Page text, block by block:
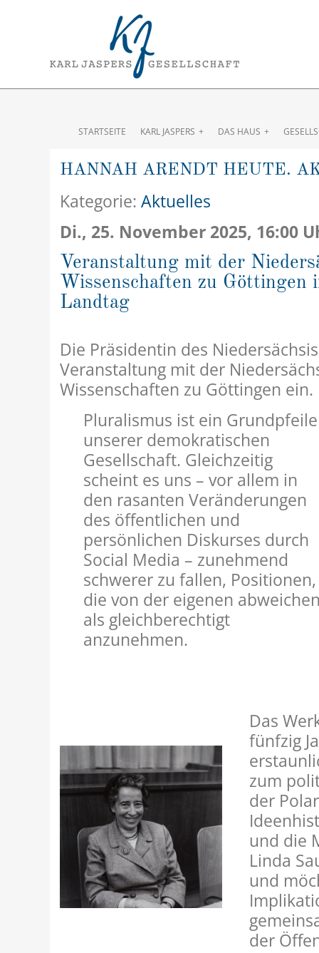
STARTSEITE KARL JASPERS DAS HAUS
HANNAH ARENDT HEUTE.
Kategorie:Aktuelles
Di., 25. November 2025, 16:00
Veranstaltung mit der
Wissenschaften zu Göttingen
Landtag
Die Präsidentin des
Veranstaltung mit der
Wissenschaften zu Göttingen ein.
Pluralismus ist ein
unserer demokratischen
Gesellschaft. Gleichzeitig
scheint es uns – vor allem in
den rasanten Veränderungen
des öffentlichen und
persönlichen Diskurses durch
Social Media – zunehmend
schwerer zu fallen, Positionen,
die von der eigenen
als gleichberechtigt
anzunehmen.
Das
fünfzig
zum
der
und die
Linda
und
der